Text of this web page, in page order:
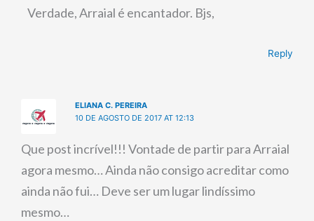
Verdade, Arraial é encantador. Bjs,
Reply
ELIANA C. PEREIRA
10 DE AGOSTO DE 2017 AT 12:13
Que post incrível!!! Vontade de partir para Arraial
agora mesmo… Ainda não consigo acreditar como
ainda não fui… Deve ser um lugar lindíssimo
mesmo…